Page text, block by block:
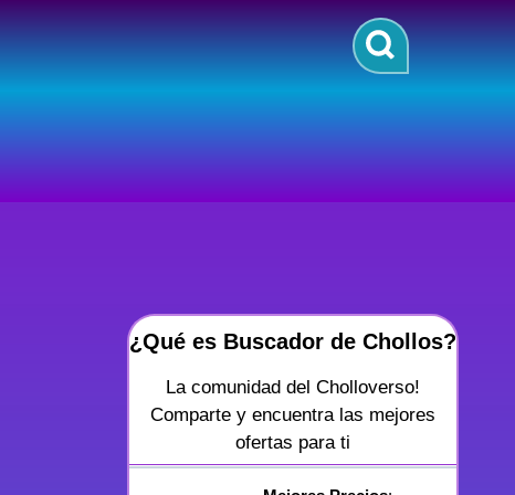
¿Qué es Buscador de Chollos?
La comunidad del Cholloverso!
Comparte y encuentra las mejores
ofertas para ti